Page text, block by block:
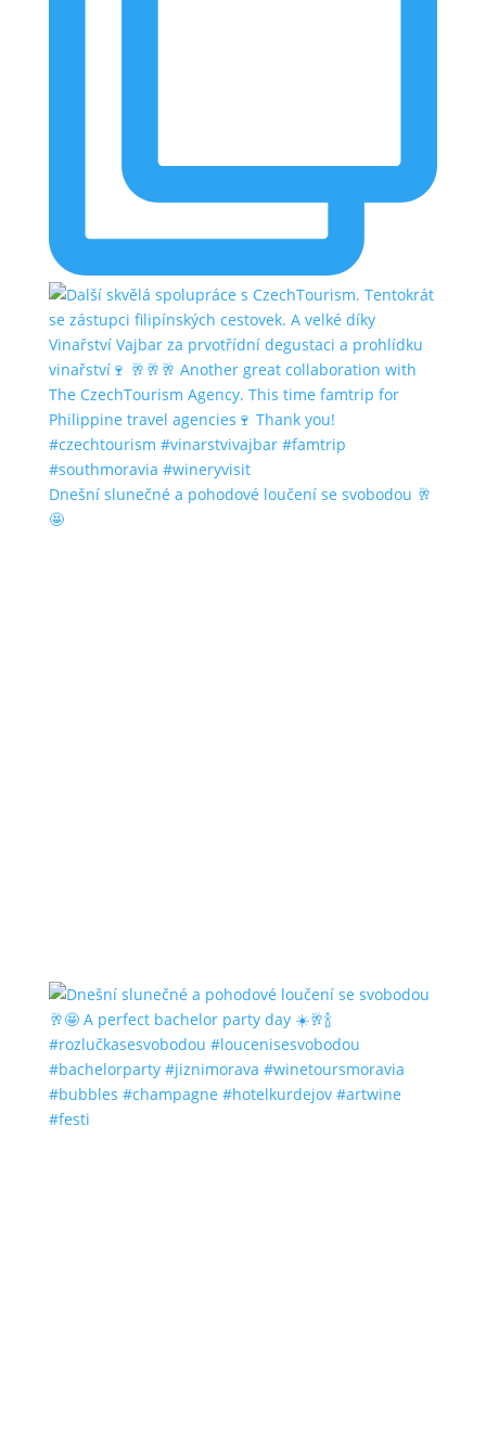
Dnešní slunečné a pohodové loučení se svobodou 🥂
🤩
#bubbles #champagne #hotelkurdejov #artwine
#festi